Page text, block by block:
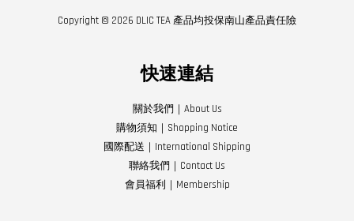
Copyright © 2026 DLIC TEA 產品均投保南山產品責任險
快速連結
關於我們｜About Us
購物須知｜Shopping Notice
國際配送｜International Shipping
聯絡我們｜Contact Us
會員福利｜Membership